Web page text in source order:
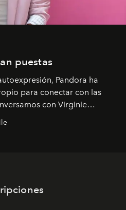
puestas
Pandora ha
para conectar con las
con Virginie
marketing para
cultura y el valor